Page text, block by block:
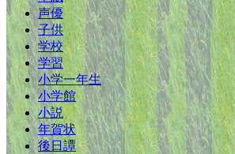
声優
子供
学校
学習
小学一年生
小学館
小説
年賀状
後日譚